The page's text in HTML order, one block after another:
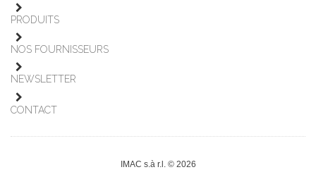
PRODUITS
NOS FOURNISSEURS
NEWSLETTER
CONTACT
IMAC s.à r.l. © 2026